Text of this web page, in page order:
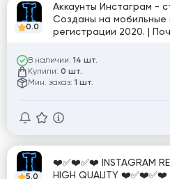
0.0
Аккаунты Инстаграм -
Cозданы на мобильные
регистрации 2020. |
В наличии: 14 шт.
Купили: 0 шт.
Мин. заказ: 1 шт.
5.0
❤️✅❤️✅❤️ INSTAGRAM
HIGH QUALITY ❤️✅❤️✅❤️